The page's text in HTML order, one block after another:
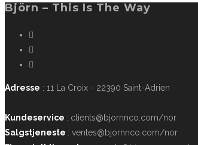
Björn – This Is The Way
Adresse : 11 La Croix - 22390 Saint-Adrien
Kundeservice : clients@bjornnco.com/nor
Salgstjeneste : ventes@bjornnco.com/nor